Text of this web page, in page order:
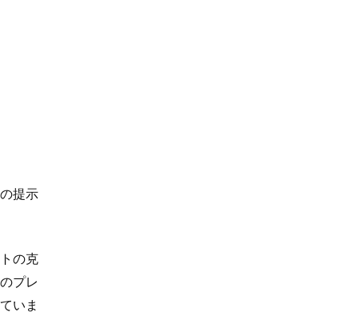
提示
の克
プレ
いま